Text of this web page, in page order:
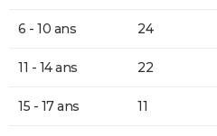
6 - 10 ans 24
11 - 14 ans 22
15 - 17 ans 11